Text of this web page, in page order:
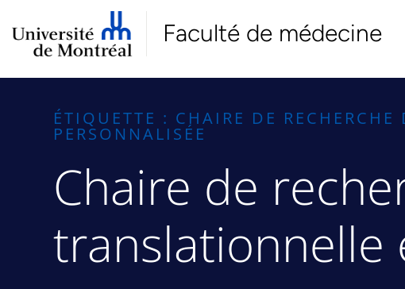
Faculté de médecine
ÉTIQUETTE : CHAIRE DE
PERSONNALISÉE
Chaire de
translationnelle